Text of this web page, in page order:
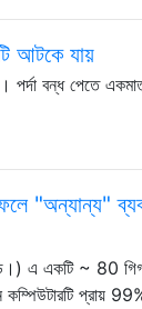
আটকে যায়
পর্দা বন্ধ পেতে
"অন্যান্য"
এ একটি ~ 80
কম্পিউটারটি প্রায়